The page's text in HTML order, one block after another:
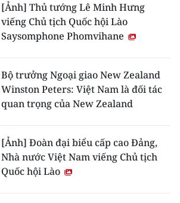
[Ảnh] Thủ tướng Lê Minh Hưng
viếng Chủ tịch Quốc hội Lào
Saysomphone Phomvihane
Bộ trưởng Ngoại giao New Zealand
Winston Peters: Việt Nam là đối tác
quan trọng của New Zealand
[Ảnh] Đoàn đại biểu cấp cao Đảng,
Nhà nước Việt Nam viếng Chủ tịch
Quốc hội Lào